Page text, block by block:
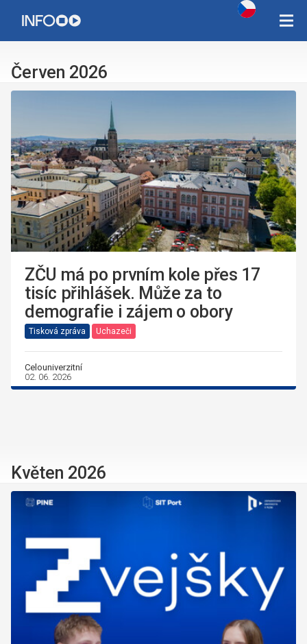
Červen 2026
ZČU má po prvním kole přes 17
tisíc přihlášek. Může za to
demografie i zájem o obory
Tisková zpráva Uchazeči
Celouniverzitní
02. 06. 2026
Květen 2026
Copyright Západočeská univerzita v Plzni 2015 - 2026,